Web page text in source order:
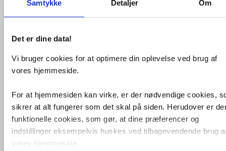
Samtykke Detaljer Om
Det er dine data!
Vi bruger cookies for at optimere din oplevelse ved brug af
vores hjemmeside.
For at hjemmesiden kan virke, er der nødvendige cookies,
sikrer at alt fungerer som det skal på siden. Herudover er
funktionelle cookies, som gør, at dine præferencer og
indstillinger eksempelvis huskes ved tilbagevendende brug
vores hjemmeside.
Fragt 65,-
29,- Køb
Wavin Tigris K5 vinkel med